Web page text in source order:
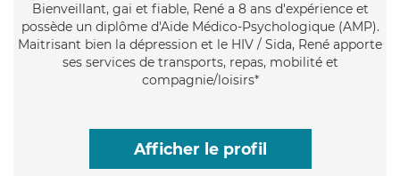
Bienveillant, gai et fiable, René a 8 ans d'expérience et
possède un diplôme d'Aide Médico-Psychologique (AMP).
Maitrisant bien la dépression et le HIV / Sida, René apporte
ses services de transports, repas, mobilité et
compagnie/loisirs*
Afficher le profil